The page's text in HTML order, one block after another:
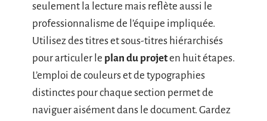
seulement la lecture mais reflète aussi le
professionnalisme de l’équipe impliquée.
Utilisez des titres et sous-titres hiérarchisés
pour articuler le plan du projeten huit étapes.
L’emploi de couleurs et de typographies
distinctes pour chaque section permet de
naviguer aisément dans le document. Gardez